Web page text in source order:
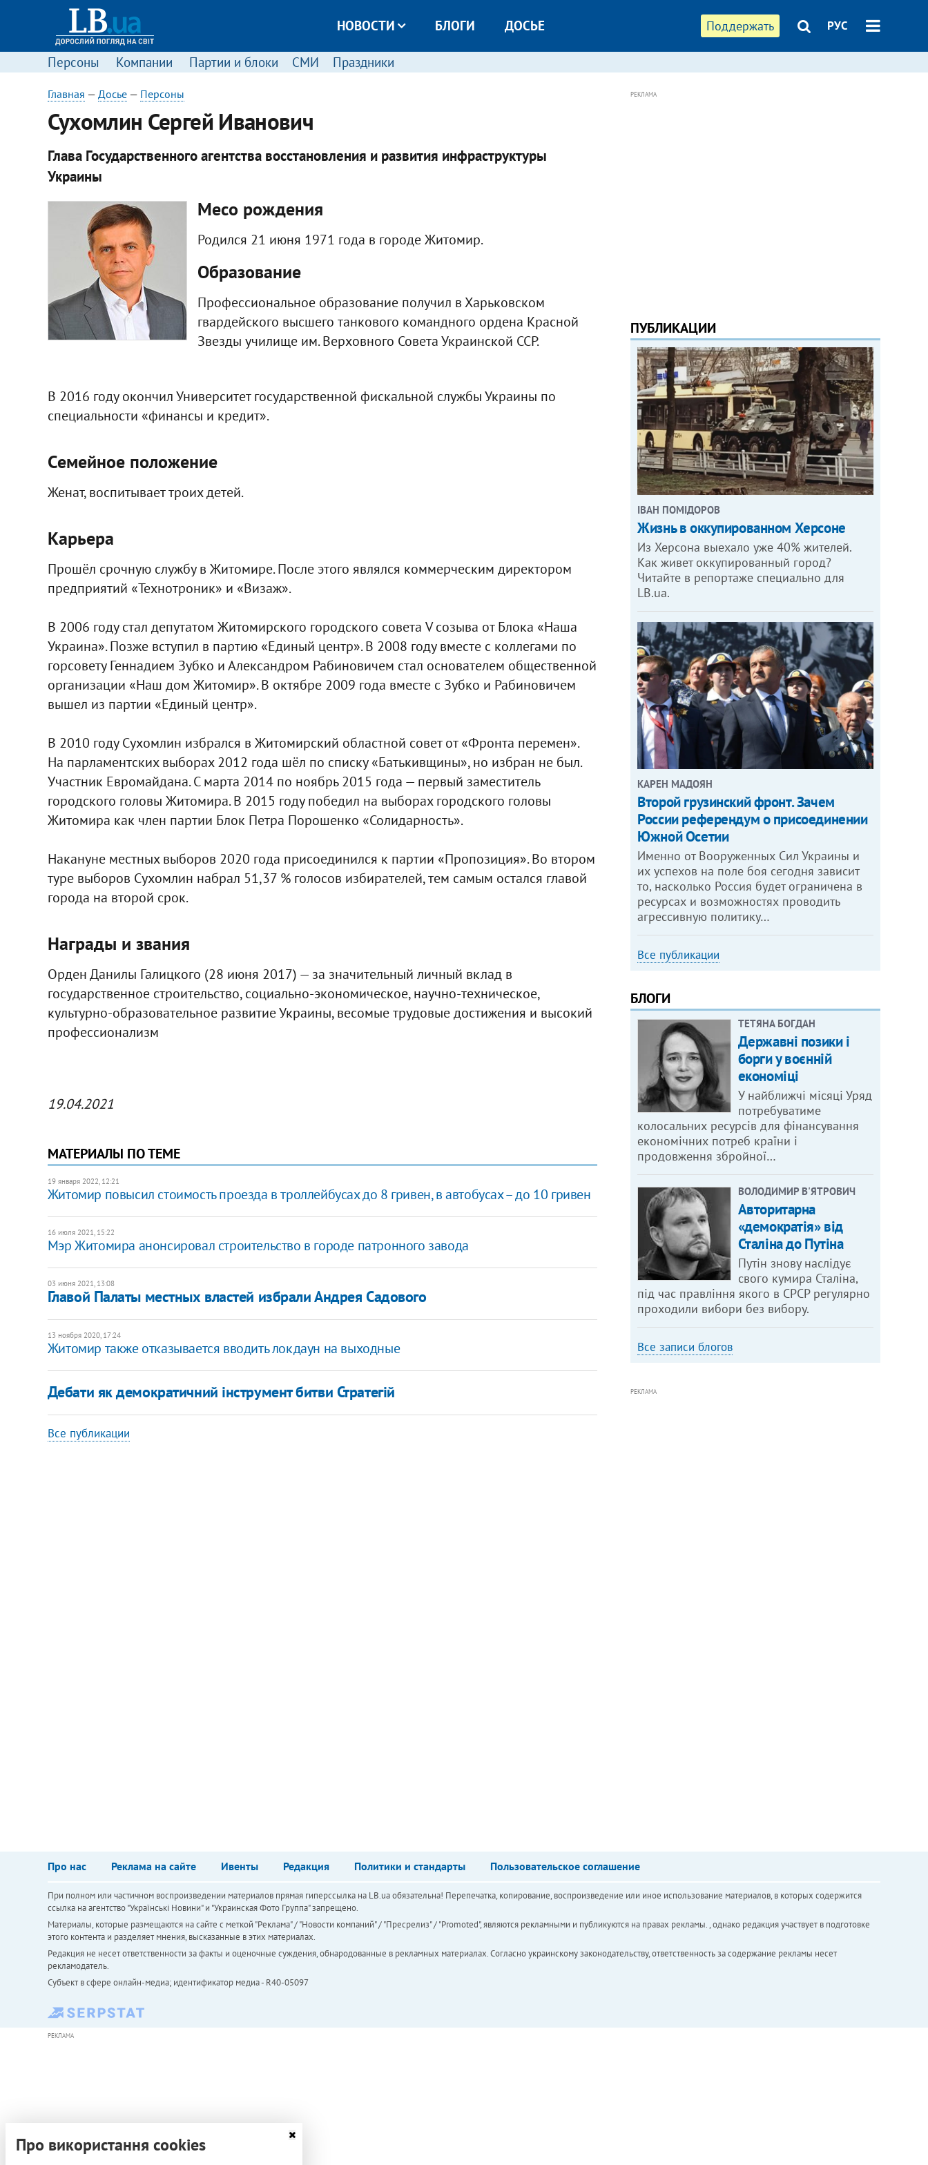
Поддержать РУС
НОВОСТИ БЛОГИ ДОСЬЕ
Персоны Компании Партии и блоки СМИ Праздники
Главная — Досье— Персоны
​Сухомлин Сергей Иванович
Глава Государственного агентства восстановления и развития инфраструктуры
Украины
Месо рождения
Родился 21 июня 1971 года в городе Житомир.
Образование
Профессиональное образование получил в Харьковском
гвардейского высшего танкового командного ордена Красной
Звезды училище им. Верховного Совета Украинской ССР.
В 2016 году окончил Университет государственной фискальной службы Украины по
специальности «финансы и кредит».
Семейное положение
Женат, воспитывает троих детей.
Карьера
Прошёл срочную службу в Житомире. После этого являлся коммерческим директором
предприятий «Технотроник» и «Визаж».
В 2006 году стал депутатом Житомирского городского совета V созыва от Блока «Наша
Украина». Позже вступил в партию «Единый центр». В 2008 году вместе с коллегами по
горсовету Геннадием Зубко и Александром Рабиновичем стал основателем общественной
организации «Наш дом Житомир». В октябре 2009 года вместе с Зубко и Рабиновичем
вышел из партии «Единый центр».
В 2010 году Сухомлин избрался в Житомирский областной совет от «Фронта перемен».
На парламентских выборах 2012 года шёл по списку «Батькивщины», но избран не был.
Участник Евромайдана. С марта 2014 по ноябрь 2015 года — первый заместитель
городского головы Житомира. В 2015 году победил на выборах городского головы
Житомира как член партии Блок Петра Порошенко «Солидарность».
Накануне местных выборов 2020 года присоединился к партии «Пропозиция». Во втором
туре выборов Сухомлин набрал 51,37 % голосов избирателей, тем самым остался главой
города на второй срок.
Награды и звания
Орден Данилы Галицкого (28 июня 2017) — за значительный личный вклад в
государственное строительство, социально-экономическое, научно-техническое,
культурно-образовательное развитие Украины, весомые трудовые достижения и высокий
профессионализм
19.04.2021
МАТЕРИАЛЫ ПО ТЕМЕ
19 января 2022, 12:21
Житомир повысил стоимость проезда в троллейбусах до 8 гривен, в автобусах – до 10 гривен
16 июля 2021, 15:22
Мэр Житомира анонсировал строительство в городе патронного завода
03 июня 2021, 13:08
Главой Палаты местных властей избрали Андрея Садового
13 ноября 2020, 17:24
Житомир также отказывается вводить локдаун на выходные
Дебати як демократичний інструмент битви Стратегій
Все публикации
РЕКЛАМА
ПУБЛИКАЦИИ
ІВАН ПОМІДОРОВ
Жизнь в оккупированном Херсоне
Из Херсона выехало уже 40% жителей.
Как живет оккупированный город?
Читайте в репортаже специально для
LB.ua.
КАРЕН МАДОЯН
Второй грузинский фронт. Зачем
России референдум о присоединении
Южной Осетии
Именно от Вооруженных Сил Украины и
их успехов на поле боя сегодня зависит
то, насколько Россия будет ограничена в
ресурсах и возможностях проводить
агрессивную политику…
Все публикации
БЛОГИ
ТЕТЯНА БОГДАН
Державні позики і
борги у воєнній
економіці
У найближчі місяці Уряд
потребуватиме
колосальних ресурсів для фінансування
економічних потреб країни і
продовження збройної…
ВОЛОДИМИР В'ЯТРОВИЧ
Авторитарна
«демократія» від
Сталіна до Путіна
Путін знову наслідує
свого кумира Сталіна,
під час правління якого в СРСР регулярно
проходили вибори без вибору.
Все записи блогов
РЕКЛАМА
Про нас Реклама на сайте Ивенты Редакция Политики и стандарты Пользовательское соглашение
При полном или частичном воспроизведении материалов прямая гиперссылка на LB.ua обязательна! Перепечатка, копирование, воспроизведение или иное использование материалов, в которых содержится
ссылка на агентство "Українськi Новини" и "Украинская Фото Группа" запрещено.
Материалы, которые размещаются на сайте с меткой "Реклама" / "Новости компаний" / "Пресрелиз" / "Promoted", являются рекламными и публикуются на правах рекламы. , однако редакция участвует в подготовке
этого контента и разделяет мнения, высказанные в этих материалах.
Редакция не несет ответственности за факты и оценочные суждения, обнародованные в рекламных материалах. Согласно украинскому законодательству, ответственность за содержание рекламы несет
рекламодатель.
Субъект в сфере онлайн-медиа; идентификатор медиа - R40-05097
РЕКЛАМА
Про використання cookies